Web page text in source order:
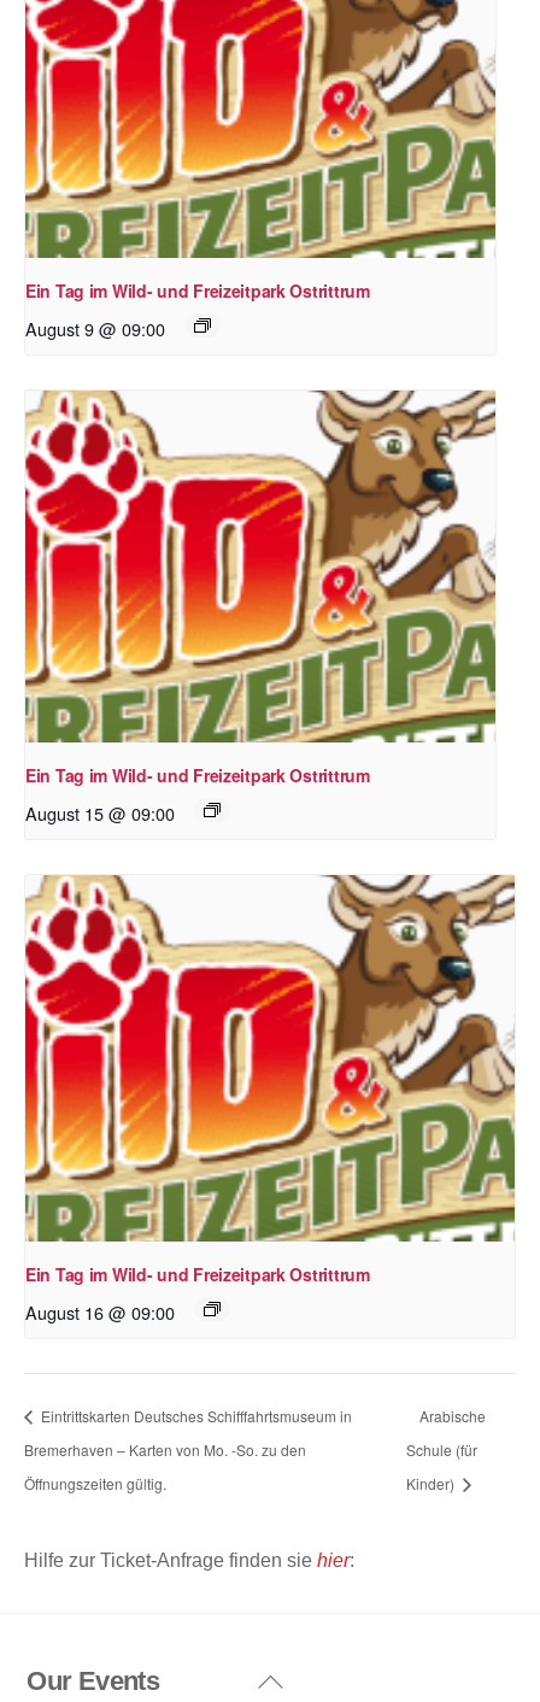
Ein Tag im Wild- und Freizeitpark Ostrittrum
August 9 @ 09:00
Ein Tag im Wild- und Freizeitpark Ostrittrum
August 15 @ 09:00
Ein Tag im Wild- und Freizeitpark Ostrittrum
August 16 @ 09:00
Eintrittskarten Deutsches Schifffahrtsmuseum in
Bremerhaven – Karten von Mo. -So. zu den
Öffnungszeiten gültig.
Arabische
Schule (für
Kinder)
Hilfe zur Ticket-Anfrage finden sie hier:
Back
Our Events